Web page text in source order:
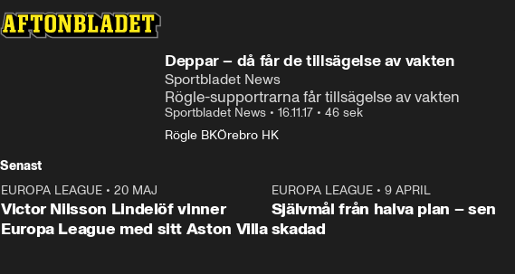
Deppar – då får de tillsägelse av vakten
Sportbladet News
Rögle-supportrarna får tillsägelse av vakten
Sportbladet News • 16.11.17 • 46 sek
Rögle BKÖrebro HK
Senast
EUROPA LEAGUE • 20 MAJ
Victor Nilsson Lindelöf vinner
Europa League med sitt Aston Villa
EUROPA LEAGUE• 9 APRIL
Självmål från halva plan – sen
skadad